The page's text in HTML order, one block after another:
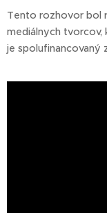
Tento rozhovor bol
mediálnych tvorcov,
je spolufinancovaný